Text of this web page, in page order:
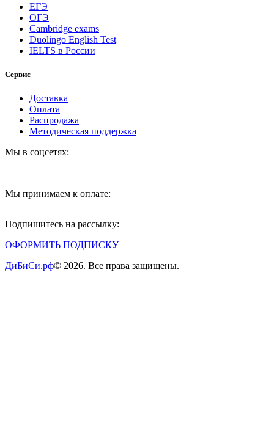
ЕГЭ
ОГЭ
Cambridge exams
Duolingo English Test
IELTS в России
Сервис
Доставка
Оплата
Распродажа
Методическая поддержка
Мы в соцсетях:
Мы принимаем к оплате:
Подпишитесь на рассылку:
ОФОРМИТЬ ПОДПИСКУ
ДиБиСи.рф© 2026. Все права защищены.